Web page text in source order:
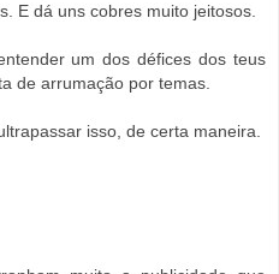
E dá uns cobres muito jeitosos.
um dos défices dos teus
de arrumação por temas.
isso, de certa maneira.